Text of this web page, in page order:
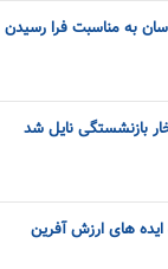
به مناسبت فرا رسیدن
بازنشستگی نایل شد
های ارزش آفرین